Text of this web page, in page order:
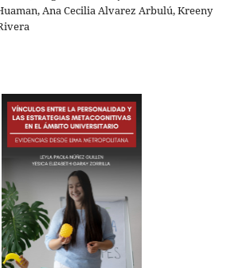
Ana Cecilia Alvarez Arbulú, Kreeny